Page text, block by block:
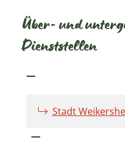
Über- und
Dienststellen
Stadt